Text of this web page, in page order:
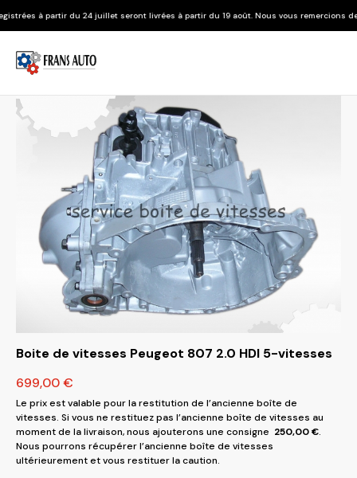
seront livrées à partir du 19 août. Nous vous remercions de votre
Boite de vitesses Peugeot 807 2.0 HDI 5-vitesses
699,00€
Le prix est valable pour la restitution de l’ancienne boîte de
vitesses. Si vous ne restituez pas l’ancienne boîte de vitesses au
moment de la livraison, nous ajouterons une consigne 250,00€.
Nous pourrons récupérer l’ancienne boîte de vitesses
ultérieurement et vous restituer la caution.